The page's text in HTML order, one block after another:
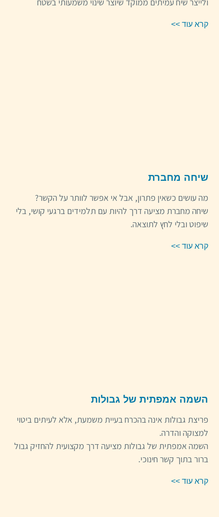
קרא עוד >>
שיחה מחברת
מה עושים כשאין פתרון, אבל אי אפשר לוותר על הקשר?
שיחה מחברת מציעה דרך להיות עם תלמידים ברגעי קושי, בלי
שיפוט ובלי לחץ לתוצאה.
קרא עוד >>
השמה אמפתית של גבולות
פריצת גבולות אינה בהכרח בעיית משמעת, אלא לעיתים ביטוי
למצוקה והדרה.
השמה אמפתית של גבולות מציעה דרך מקצועית להחזיק גבול
ברור בתוך קשר חינוכי.
קרא עוד >>